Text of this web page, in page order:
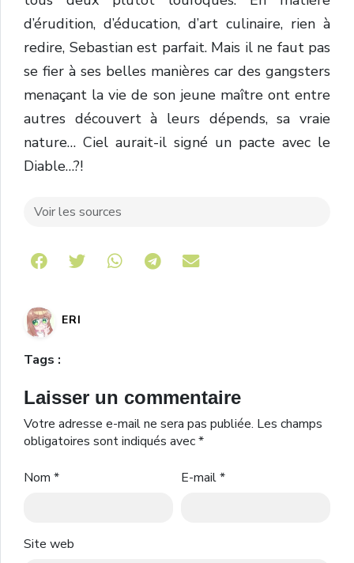
d’érudition, d’éducation, d’art culinaire, rien à
redire, Sebastian est parfait. Mais il ne faut pas
se fier à ses belles manières car des gangsters
menaçant la vie de son jeune maître ont entre
autres découvert à leurs dépends, sa vraie
nature… Ciel aurait-il signé un pacte avec le
Diable…?!
Voir les sources
Share on Telegram
ERI
Tags :
Laisser un commentaire
Votre adresse e-mail ne sera pas publiée. Les champs
obligatoires sont indiqués avec*
Nom * E-mail*
Site web